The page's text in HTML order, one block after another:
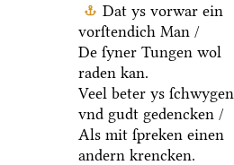
Dat ys vorwar ein
vorſtendich Man /
De ſyner Tungen wol
raden kan.
Veel beter ys ſchwygen
vnd gudt gedencken /
Als mit ſpreken einen
andern krencken.